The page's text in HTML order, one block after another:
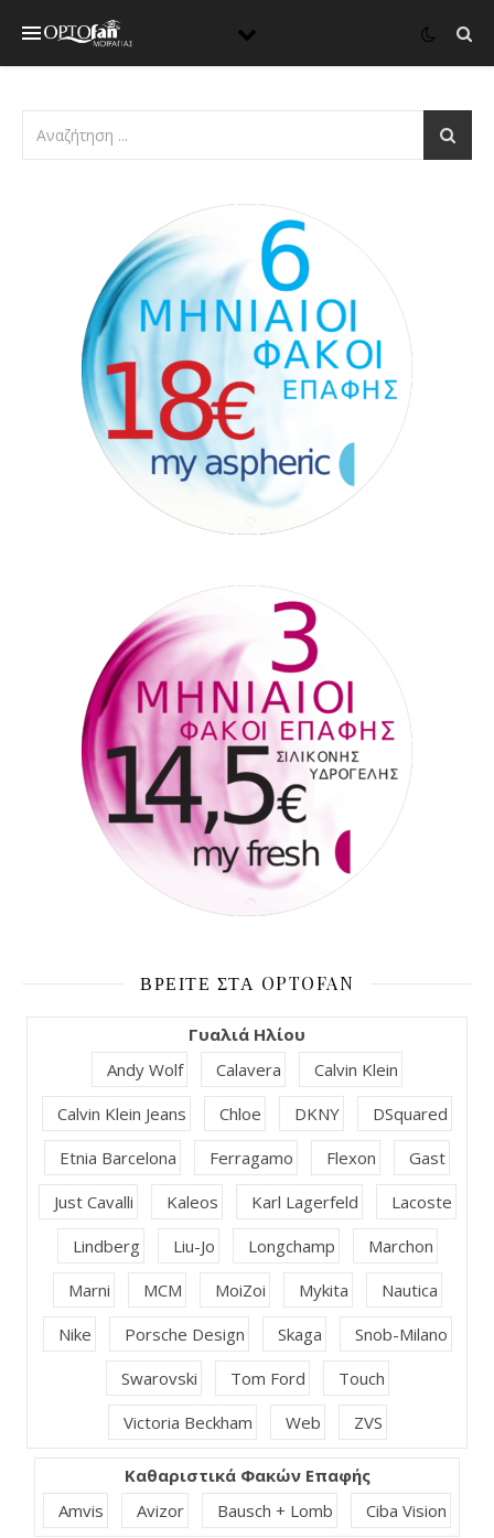
ΒΡΕΊΤΕ ΣΤΑ OPTOFAN
Γυαλιά Ηλίου
Andy Wolf
Calavera
Calvin Klein
Calvin Klein Jeans
Chloe DKNY
DSquared
Etnia Barcelona
Ferragamo Flexon
Gast
Just Cavalli
Kaleos Karl Lagerfeld
Lacoste
Lindberg
Liu-Jo Longchamp
Marchon
Marni
MCM MoiZoi Mykita
Nautica
Nike
Porsche Design Skaga
Snob-Milano
Swarovski
Tom Ford
Touch
Victoria Beckham
Web ZVS
Καθαριστικά Φακών Επαφής
Amvis
Avizor Bausch + Lomb Ciba Vision